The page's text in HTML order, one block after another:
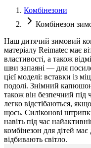
Комбінезони
Комбінезон
Наш дитячий зимовий
матеріалу Reimatec має
властивості, а також
шви запаяні — для
цієї моделі: вставки із
подолі. Знімний
також він безпечний під
легко відстібаються,
щось. Силіконові
навіть під час
комбінезон для дітей
відбивають світло.